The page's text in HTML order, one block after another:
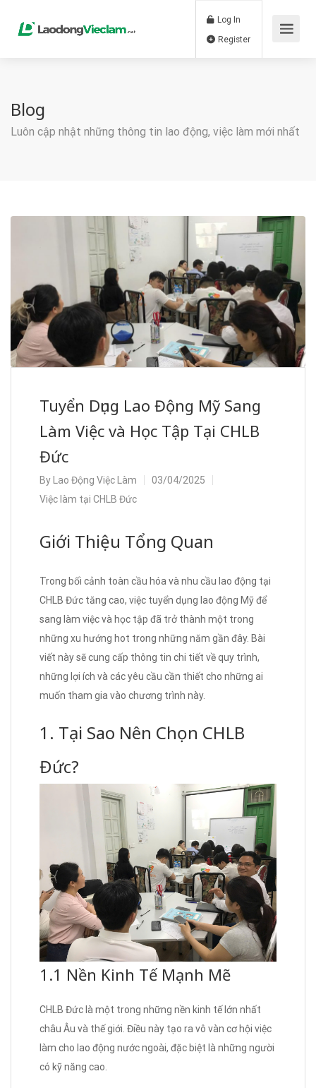
Log In
Blog
Luôn cập nhật những thông tin lao động, việc làm mới nhất
Tuyển Dụng Lao Động Mỹ Sang
Làm Việc và Học Tập Tại CHLB
Đức
By Lao Động Việc Làm
03/04/2025
Việc làm tại CHLB Đức
Giới Thiệu Tổng Quan
Trong bối cảnh toàn cầu hóa và nhu cầu lao động tại
CHLB Đức tăng cao, việc tuyển dụng lao động Mỹ để
sang làm việc và học tập đã trở thành một trong
những xu hướng hot trong những năm gần đây. Bài
viết này sẽ cung cấp thông tin chi tiết về quy trình,
những lợi ích và các yêu cầu cần thiết cho những ai
muốn tham gia vào chương trình này.
1. Tại Sao Nên Chọn CHLB
Đức?
1.1 Nền Kinh Tế Mạnh Mẽ
CHLB Đức là một trong những nền kinh tế lớn nhất
châu Âu và thế giới. Điều này tạo ra vô vàn cơ hội việc
làm cho lao động nước ngoài, đặc biệt là những người
có kỹ năng cao.